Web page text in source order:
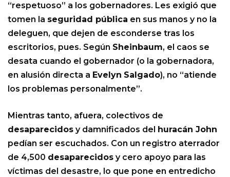
“respetuoso” a los gobernadores. Les exigió que
tomen la seguridad pública en sus manos y no la
deleguen, que dejen de esconderse tras los
escritorios, pues. Según Sheinbaum, el caos se
desata cuando el gobernador (o la gobernadora,
en alusión directa a Evelyn Salgado), no “atiende
los problemas personalmente”.
Mientras tanto, afuera, colectivos de
desaparecidos y damnificados del huracán John
pedían ser escuchados. Con un registro aterrador
de 4,500 desaparecidos y cero apoyo para las
víctimas del desastre, lo que pone en entredicho